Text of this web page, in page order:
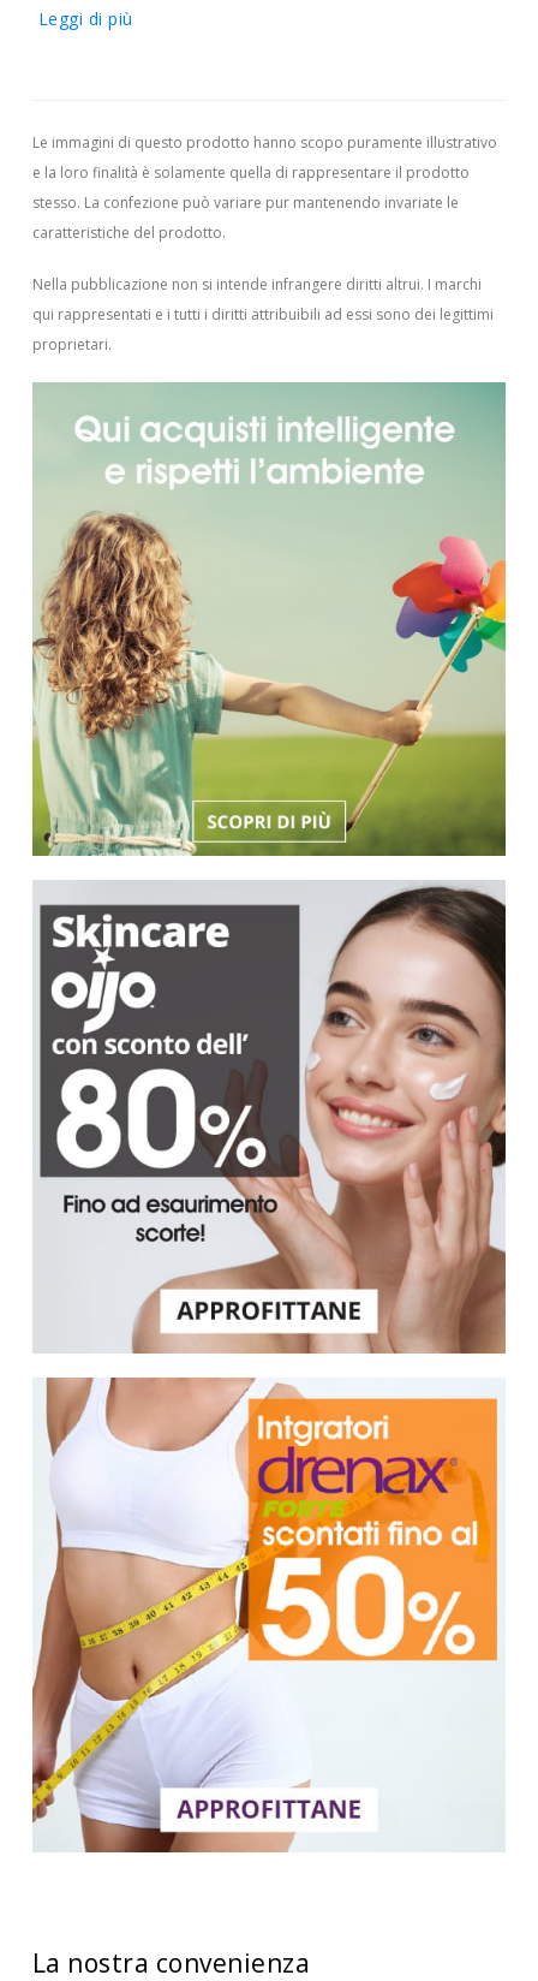
Leggi di più
Le immagini di questo prodotto hanno scopo puramente illustrativo
e la loro finalità è solamente quella di rappresentare il prodotto
stesso. La confezione può variare pur mantenendo invariate le
caratteristiche del prodotto.
Nella pubblicazione non si intende infrangere diritti altrui. I marchi
qui rappresentati e i tutti i diritti attribuibili ad essi sono dei legittimi
proprietari.
La nostra convenienza